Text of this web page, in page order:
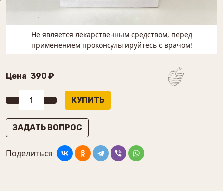
Не является лекарственным средством, перед
применением проконсультируйтесь с врачом!
Цена 390 ₽
ЗАДАТЬ ВОПРОС
Поделиться